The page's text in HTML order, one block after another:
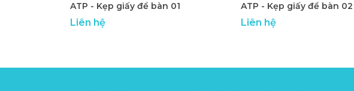
ATP - Kẹp giấy để bàn 01
Liên hệ
ATP - Kẹp giấy để bàn 02
Liên hệ